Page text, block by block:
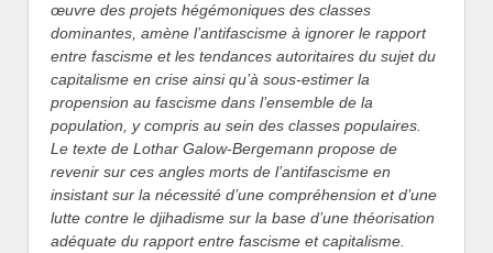
œuvre des projets hégémoniques des classes
dominantes, amène l’antifascisme à ignorer le rapport
entre fascisme et les tendances autoritaires du sujet du
capitalisme en crise ainsi qu’à sous-estimer la
propension au fascisme dans l’ensemble de la
population, y compris au sein des classes populaires.
Le texte de Lothar Galow-Bergemann propose de
revenir sur ces angles morts de l’antifascisme en
insistant sur la nécessité d’une compréhension et d’une
lutte contre le djihadisme sur la base d’une théorisation
adéquate du rapport entre fascisme et capitalisme.